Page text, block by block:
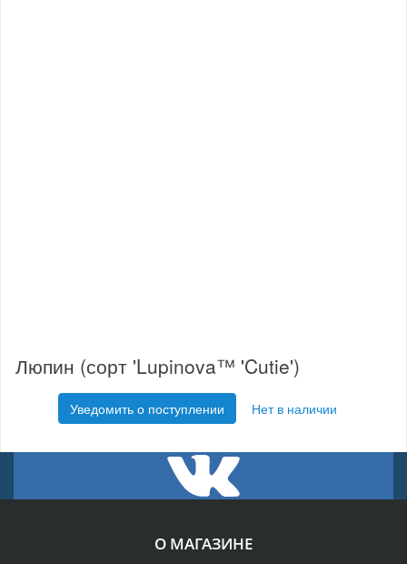
Люпин (сорт 'Lupinova™ 'Cutie')
Уведомить о поступлении Нет в наличии
О МАГАЗИНЕ